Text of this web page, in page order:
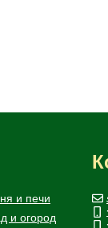
и печи
и огород